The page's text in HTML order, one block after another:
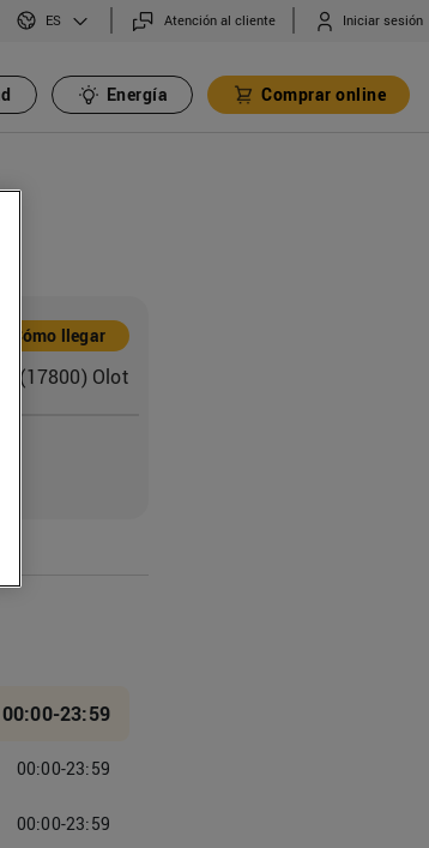
ES Atención al cliente Iniciar sesión
Energía Comprar online
Cómo llegar
(17800) Olot
00:00-23:59
00:00-23:59
00:00-23:59